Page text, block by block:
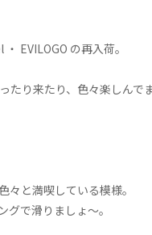
EVILOGO の再入荷。
り来たり、色々楽しんでま
と満喫している模様。
で滑りましょ〜。